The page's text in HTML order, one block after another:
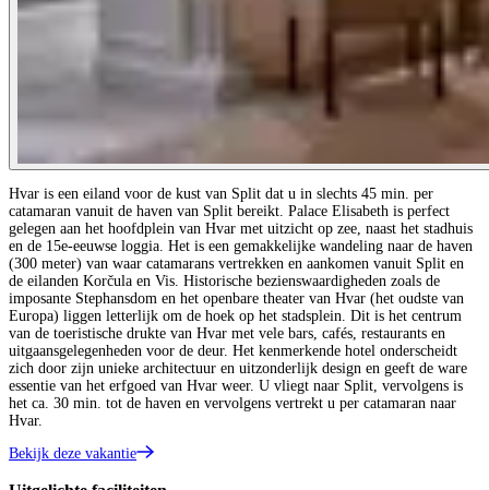
Hvar is een eiland voor de kust van Split dat u in slechts 45 min. per
catamaran vanuit de haven van Split bereikt. Palace Elisabeth is perfect
gelegen aan het hoofdplein van Hvar met uitzicht op zee, naast het stadhuis
en de 15e-eeuwse loggia. Het is een gemakkelijke wandeling naar de haven
(300 meter) van waar catamarans vertrekken en aankomen vanuit Split en
de eilanden Korčula en Vis. Historische bezienswaardigheden zoals de
imposante Stephansdom en het openbare theater van Hvar (het oudste van
Europa) liggen letterlijk om de hoek op het stadsplein. Dit is het centrum
van de toeristische drukte van Hvar met vele bars, cafés, restaurants en
uitgaansgelegenheden voor de deur. Het kenmerkende hotel onderscheidt
zich door zijn unieke architectuur en uitzonderlijk design en geeft de ware
essentie van het erfgoed van Hvar weer. U vliegt naar Split, vervolgens is
het ca. 30 min. tot de haven en vervolgens vertrekt u per catamaran naar
Hvar.
Bekijk deze vakantie